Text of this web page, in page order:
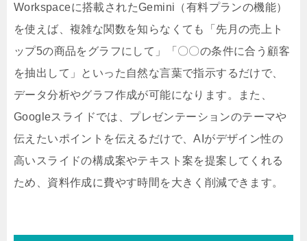
Workspaceに搭載されたGemini（有料プランの機能）
を使えば、複雑な関数を知らなくても「先月の売上ト
ップ5の商品をグラフにして」「〇〇の条件に合う顧客
を抽出して」といった自然な言葉で指示するだけで、
データ分析やグラフ作成が可能になります。また、
Googleスライドでは、プレゼンテーションのテーマや
伝えたいポイントを伝えるだけで、AIがデザイン性の
高いスライドの構成案やテキスト案を提案してくれる
ため、資料作成に費やす時間を大きく削減できます。